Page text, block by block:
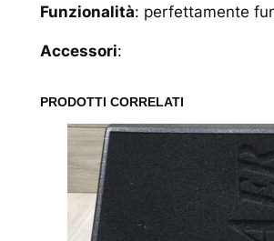
Funzionalità: perfettamente
Accessori:
PRODOTTI CORRELATI